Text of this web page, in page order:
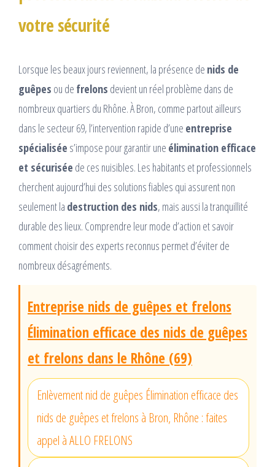
votre sécurité
Lorsque les beaux jours reviennent, la présence de nids de
guêpes ou de frelons devient un réel problème dans de
nombreux quartiers du Rhône. À Bron, comme partout ailleurs
dans le secteur 69, l’intervention rapide d’une entreprise
spécialisée s’impose pour garantir une élimination efficace
et sécurisée de ces nuisibles. Les habitants et professionnels
cherchent aujourd’hui des solutions fiables qui assurent non
seulement la destruction des nids, mais aussi la tranquillité
durable des lieux. Comprendre leur mode d’action et savoir
comment choisir des experts reconnus permet d’éviter de
nombreux désagréments.
Entreprise nids de guêpes et frelons
Élimination efficace des nids de guêpes
et frelons dans le Rhône (69)
Enlèvement nid de guêpes Élimination efficace des
nids de guêpes et frelons à Bron, Rhône : faites
appel à ALLO FRELONS